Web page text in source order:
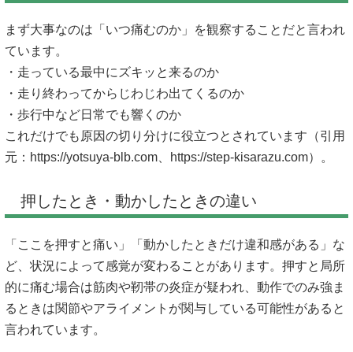
まず大事なのは「いつ痛むのか」を観察することだと言われ
ています。
・走っている最中にズキッと来るのか
・走り終わってからじわじわ出てくるのか
・歩行中など日常でも響くのか
これだけでも原因の切り分けに役立つとされています（引用
元： https://yotsuya-blb.com、https://step-kisarazu.com）。
押したとき・動かしたときの違い
「ここを押すと痛い」「動かしたときだけ違和感がある」な
ど、状況によって感覚が変わることがあります。押すと局所
的に痛む場合は筋肉や靭帯の炎症が疑われ、動作でのみ強ま
るときは関節やアライメントが関与している可能性があると
言われています。